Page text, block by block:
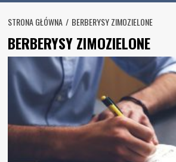
STRONA GŁÓWNA BERBERYSY ZIMOZIELONE
BERBERYSY ZIMOZIELONE